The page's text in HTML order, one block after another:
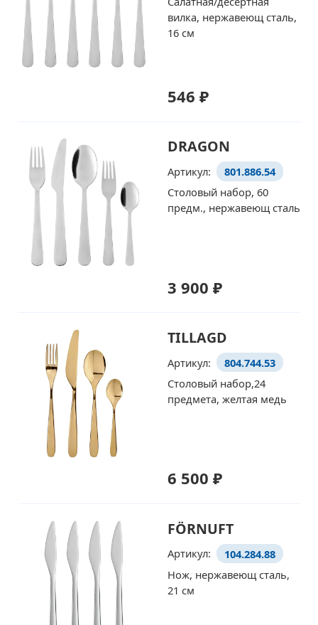
вилка, нержавеющ сталь,
16 см
546 ₽
DRAGON
Артикул:
801.886.54
Столовый набор, 60
предм., нержавеющ сталь
3 900 ₽
TILLAGD
Артикул:
804.744.53
Столовый набор,24
предмета, желтая медь
6 500 ₽
FÖRNUFT
Артикул:
104.284.88
Нож, нержавеющ сталь,
21 см